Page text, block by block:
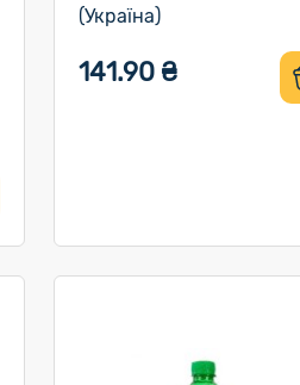
(Україна)
141.90 ₴